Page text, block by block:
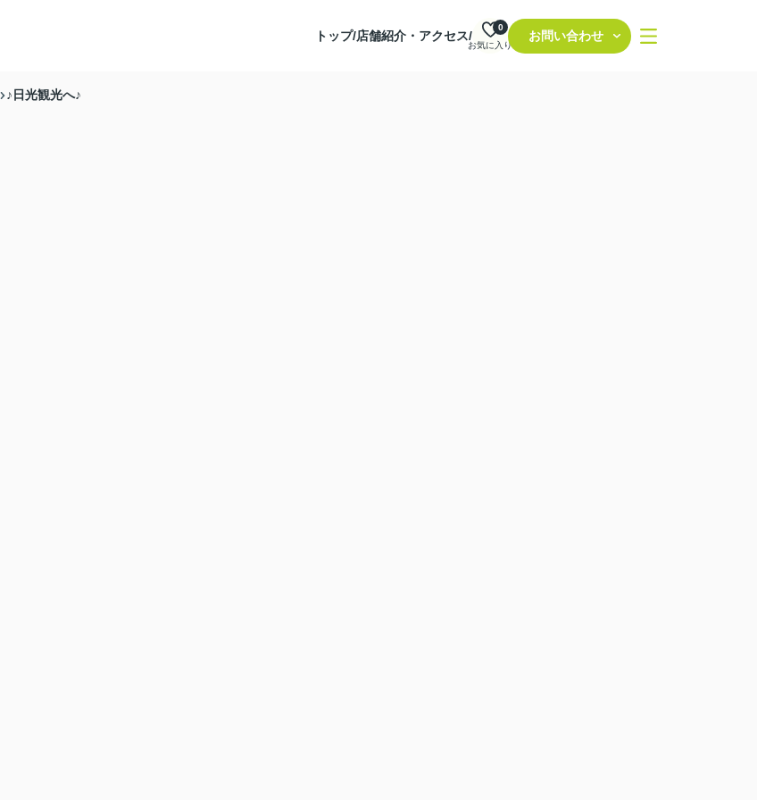
トップ/店舗紹介・アクセス/
お気に入り
0
お問い合わせ
♪日光観光へ♪